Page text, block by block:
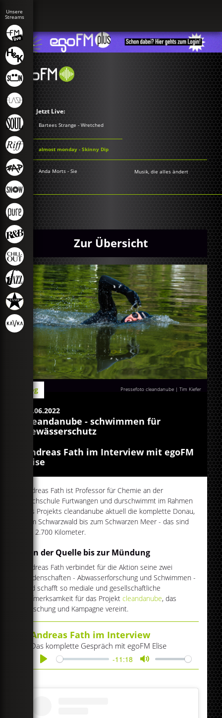
Jetzt Live:
Bartees Strange - Wretched
almost monday - Skinny Dip
Anda Morts - Sie Musik, die alles ändert
Zur Übersicht
Pressefoto cleandanube | Tim Kiefer
Blog
07.06.2022
cleandanube - schwimmen für
Gewässerschutz
Andreas Fath im Interview mit egoFM
Elise
Andreas Fath ist Professor für Chemie an der
Hochschule Furtwangen und durschwimmt im Rahmen
des Projekts cleandanube aktuell die komplette Donau,
vom Schwarzwald bis zum Schwarzen Meer - das sind
gut 2.700 Kilometer.
Von der Quelle bis zur Mündung
Andreas Fath verbindet für die Aktion seine zwei
Leidenschaften - Abwasserforschung und Schwimmen -
und schafft so mediale und gesellschaftliche
Aufmerksamkeit für das Projektcleandanube, das
Forschung und Kampagne vereint.
Andreas Fath im Interview
Das komplette Gespräch mit egoFM Elise
Play
-11:18
Mute